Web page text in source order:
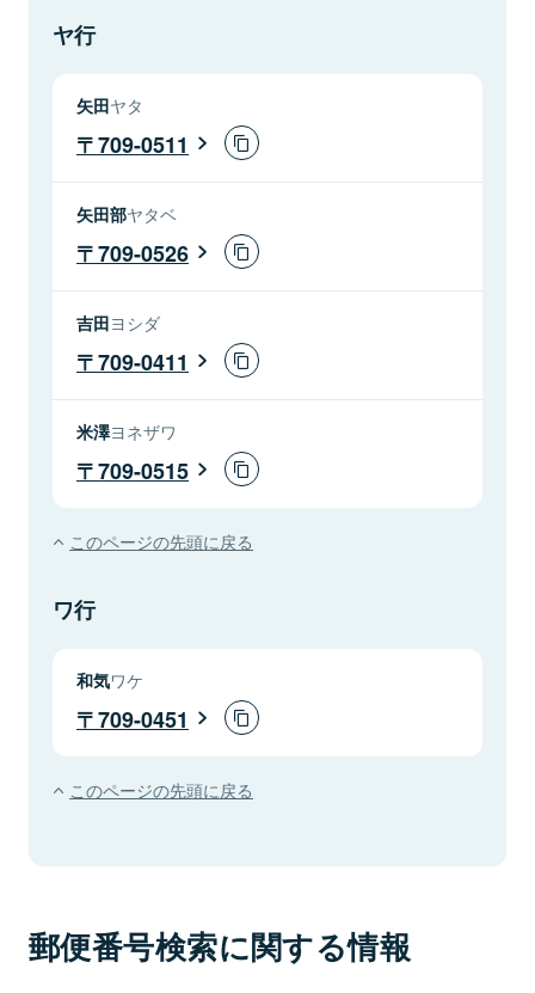
ヤ行
矢田ヤタ
709-0511
矢田部ヤタベ
709-0526
吉田ヨシダ
709-0411
米澤ヨネザワ
709-0515
このページの先頭に戻る
ワ行
和気ワケ
709-0451
このページの先頭に戻る
郵便番号検索に関する情報